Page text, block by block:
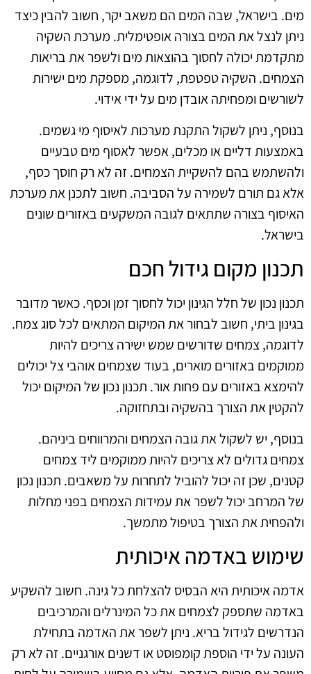
מים. בישראל, שבה המים הם משאב יקר, חשוב להבין כיצד
ניתן לנצל את המים בצורה אופטימלית. מערכת השקיה
מתקדמת יכולה לחסוך בהוצאות מים ולשפר את בריאות
הצמחים. השקיה טפטפת, לדוגמה, מספקת מים ישירות
לשורשים ומפחיתה אובדן מים על ידי אידוי.
בנוסף, ניתן לשקול התקנת מערכות לאיסוף מי גשמים.
באמצעות דליים או מכלים, אפשר לאסוף מים טבעיים
ולהשתמש בהם להשקיית הצמחים. זה לא רק חוסך כסף,
אלא גם תורם לשמירה על הסביבה. חשוב לתכנן את מערכת
האיסוף בצורה שתתאים לגובה המשקעים באזורים שונים
בישראל.
תכנון מקום גידול חכם
תכנון נכון של חלל הגינון יכול לחסוך זמן וכסף. כאשר מדובר
בגינון ביתי, חשוב לבחור את המיקום המתאים לכל סוג צמח.
לדוגמה, צמחים שדורשים שמש ישירה צריכים להיות
ממוקמים באזורים מוארים, בעוד שצמחים אוהבי צל יכולים
להימצא באזורים עם פחות אור. תכנון נכון של המיקום יכול
להקטין את הצורך בהשקיה ובתחזוקה.
בנוסף, יש לשקול את גובה הצמחים והמרווחים ביניהם.
צמחים גדולים לא צריכים להיות ממוקמים ליד צמחים
קטנים, שכן זה יכול להוביל לתחרות על משאבים. תכנון נכון
של המרחב יכול לשפר את עמידות הצמחים בפני מחלות
ולהפחית את הצורך בטיפול מתמשך.
שימוש באדמה איכותית
אדמה איכותית היא הבסיס להצלחת כל גינה. חשוב להשקיע
באדמה שתספק לצמחים את כל המינרלים והמרכיבים
הנדרשים לגידול בריא. ניתן לשפר את האדמה בתחילת
העונה על ידי הוספת קומפוסט או דשנים אורגניים. זה לא רק